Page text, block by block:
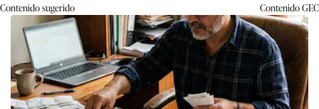
Contenido sugerido ContenidoGEC